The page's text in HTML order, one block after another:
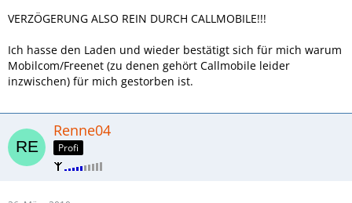
VERZÖGERUNG ALSO REIN DURCH CALLMOBILE!!!
Ich hasse den Laden und wieder bestätigt sich für mich warum
Mobilcom/Freenet (zu denen gehört Callmobile leider
inzwischen) für mich gestorben ist.
Renne04
Profi